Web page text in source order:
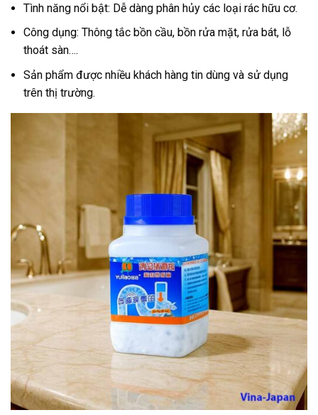
Tình năng nổi bật: Dễ dàng phân hủy các loại rác hữu cơ.
Công dụng: Thông tắc bồn cầu, bồn rửa mặt, rửa bát, lỗ
thoát sàn….
Sản phẩm được nhiều khách hàng tin dùng và sử dụng
trên thị trường.